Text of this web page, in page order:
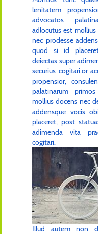
lenitatem
advocatos
adlocutus est
nec prodesse
quod si id
deiectas super
securius cogitari.or
propensior,
palatinarum
mollius docens nec
addensque vocis
placeret, post
adimenda vita
cogitari.
Illud autem non